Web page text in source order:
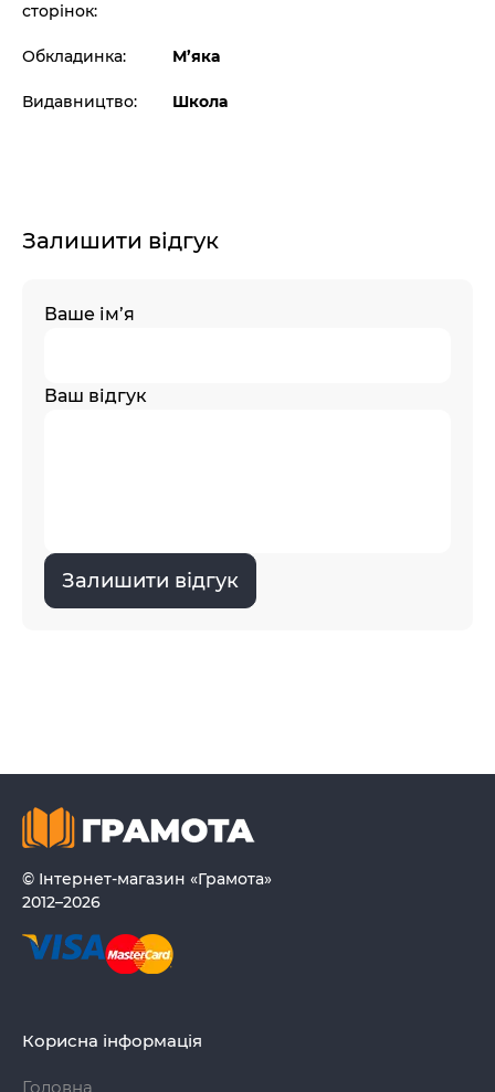
сторінок:
Обкладинка: М’яка
Видавництво: Школа
Залишити відгук
Ваше ім’я
Ваш відгук
Залишити відгук
© Інтернет-магазин «Грамота»
2012–2026
Корисна інформація
Головна